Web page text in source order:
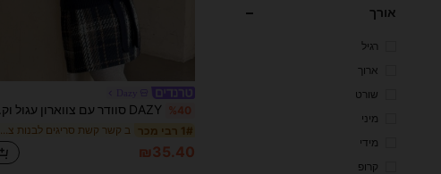
אורך
רגיל
ארוך
שורט
מיני
מידי
קרופ
%40
1# רבי מכר ב קשר קשת סריגים לבנות צעירות
₪35.40